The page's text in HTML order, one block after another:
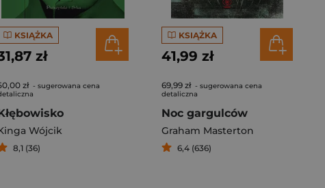
KSIĄŻKA
zł
zł - sugerowana cena
Wójcik
8,1 (36)
KSIĄŻKA
41,99 zł
69,99 zł - sugerowana cena
detaliczna
Noc gargulców
Graham Masterton
6,4 (636)